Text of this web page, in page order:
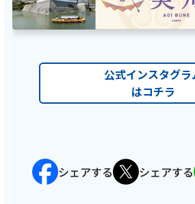
公式インスタグラ
はコチラ
シェアする シェアする